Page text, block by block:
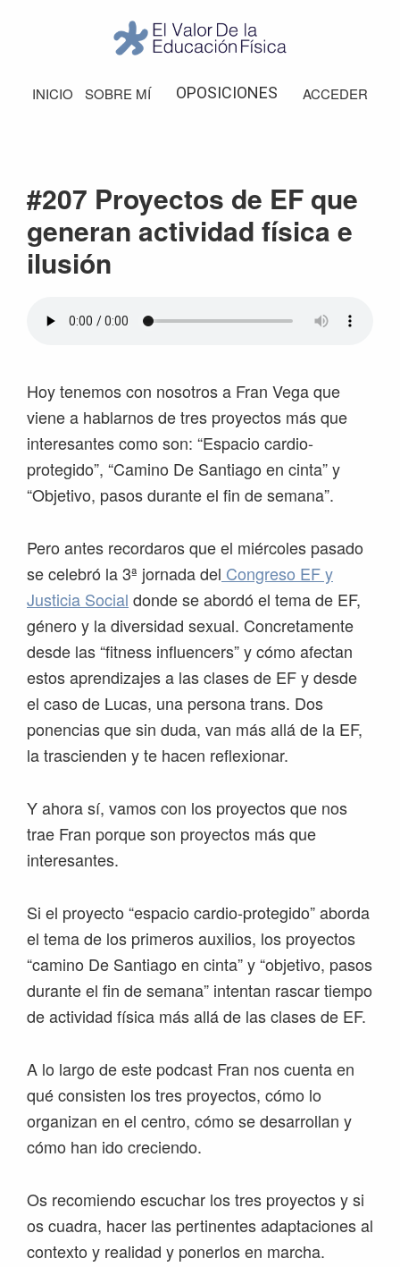
navegación
principal
barra
Valor
de
INICIO SOBRE MÍ OPOSICIONES ACCEDER
#207 Proyectos de EF que
generan actividad física e
ilusión
Hoy tenemos con nosotros a Fran Vega que
viene a hablarnos de tres proyectos más que
interesantes como son: “Espacio cardio-
protegido”, “Camino De Santiago en cinta” y
“Objetivo, pasos durante el fin de semana”.
Pero antes recordaros que el miércoles pasado
se celebró la 3ª jornada del Congreso EF y
Justicia Social donde se abordó el tema de EF,
género y la diversidad sexual. Concretamente
desde las “fitness influencers” y cómo afectan
estos aprendizajes a las clases de EF y desde
el caso de Lucas, una persona trans. Dos
ponencias que sin duda, van más allá de la EF,
la trascienden y te hacen reflexionar.
Y ahora sí, vamos con los proyectos que nos
trae Fran porque son proyectos más que
interesantes.
Si el proyecto “espacio cardio-protegido” aborda
el tema de los primeros auxilios, los proyectos
“camino De Santiago en cinta” y “objetivo, pasos
durante el fin de semana” intentan rascar tiempo
de actividad física más allá de las clases de EF.
A lo largo de este podcast Fran nos cuenta en
qué consisten los tres proyectos, cómo lo
organizan en el centro, cómo se desarrollan y
cómo han ido creciendo.
Os recomiendo escuchar los tres proyectos y si
os cuadra, hacer las pertinentes adaptaciones al
contexto y realidad y ponerlos en marcha.